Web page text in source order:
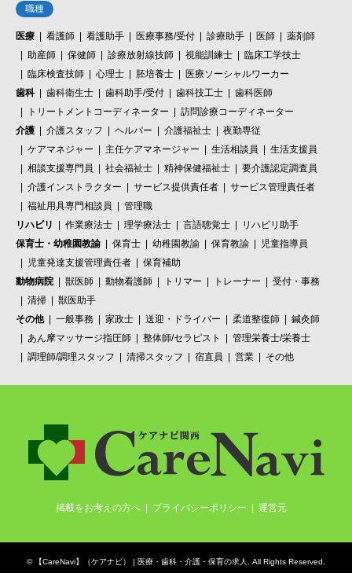
職種
医療 看護師 看護助手 医療事務/受付 診療助手 医師
薬剤師
助産師
保健師 診療放射線技師 視能訓練士
臨床工学技士
臨床検査技師
心理士 胚培養士
医療ソーシャルワーカー
歯科
歯科衛生士 歯科助手/受付 歯科技工士
歯科医師
トリートメントコーディネーター
訪問診療コーディネーター
介護
介護スタッフ ヘルパー 介護福祉士
夜勤専従
ケアマネジャー
主任ケアマネージャー 生活相談員
生活支援員
相談支援専門員
社会福祉士 精神保健福祉士
要介護認定調査員
介護インストラクター
サービス提供責任者
サービス管理責任者
福祉用具専門相談員
管理職
リハビリ
作業療法士 理学療法士 言語聴覚士
リハビリ助手
保育士・幼稚園教諭
保育士 幼稚園教諭 保育教諭
児童指導員
児童発達支援管理責任者
保育補助
動物病院
獣医師 動物看護師 トリマー トレーナー
受付・事務
清掃
獣医助手
その他
一般事務 家政士 送迎・ドライバー 柔道整復師
鍼灸師
あん摩マッサージ指圧師
整体師/セラピスト
管理栄養士/栄養士
調理師/調理スタッフ
清掃スタッフ 宿直員 営業 その他
掲載をお考えの方へ プライバシーポリシー 運営元
© 【CareNavi】（ケアナビ） | 医療・歯科・介護・保育の求人‎ . All Rights Reserved.